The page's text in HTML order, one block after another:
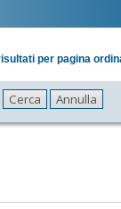
per pagina